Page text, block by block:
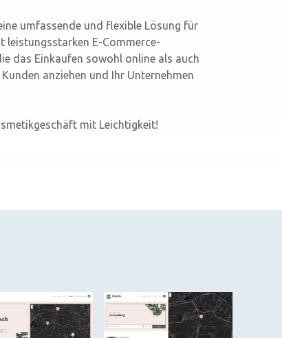
umfassende und flexible Lösung für
leistungsstarken E-Commerce-
das Einkaufen sowohl online als auch
anziehen und Ihr Unternehmen
mit Leichtigkeit!